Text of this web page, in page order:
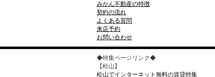
みかん不動産の特徴
契約の流れ
よくある質問
来店予約
お問い合わせ
◆特集ページリンク◆
【松山】
松山でインターネット無料の賃貸特集